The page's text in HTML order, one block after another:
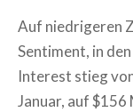
Auf niedrigeren
Sentiment, in
Interest stieg
Januar, auf